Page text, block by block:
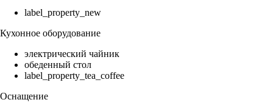
label_property_new
Кухонное оборудование
электрический чайник
обеденный стол
label_property_tea_coffee
Оснащение